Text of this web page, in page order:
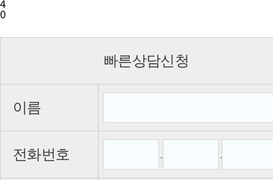
4
0
빠른상담신청
이름
전화번호 - -